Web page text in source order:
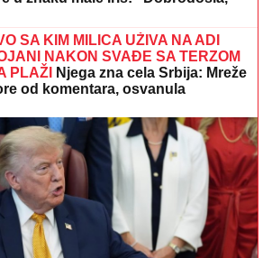
SA KIM MILICA UŽIVA NA ADI
NAKON SVAĐE SA TERZOM
PLAŽI
Njega zna cela Srbija: Mreže
od komentara, osvanula